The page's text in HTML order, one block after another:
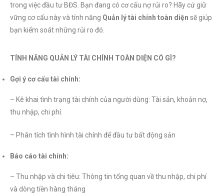
trong việc đầu tư BĐS. Bạn đang có cơ cấu nợ rủi ro? Hãy cứ giữ
vững cơ cấu này và tính năng Quản lý tài chính toàn diện sẽ giúp
bạn kiểm soát những rủi ro đó.
TÍNH NĂNG QUẢN LÝ TÀI CHÍNH TOÀN DIỆN CÓ GÌ?
Gợi ý cơ cấu tài chính:
– Kê khai tình trạng tài chính của người dùng: Tài sản, khoản nợ,
thu nhập, chi phí.
– Phân tích tình hình tài chính để đầu tư bất động sản
Báo cáo tài chính:
– Thu nhập và chi tiêu: Thông tin tổng quan về thu nhập, chi phí
và dòng tiền hàng tháng